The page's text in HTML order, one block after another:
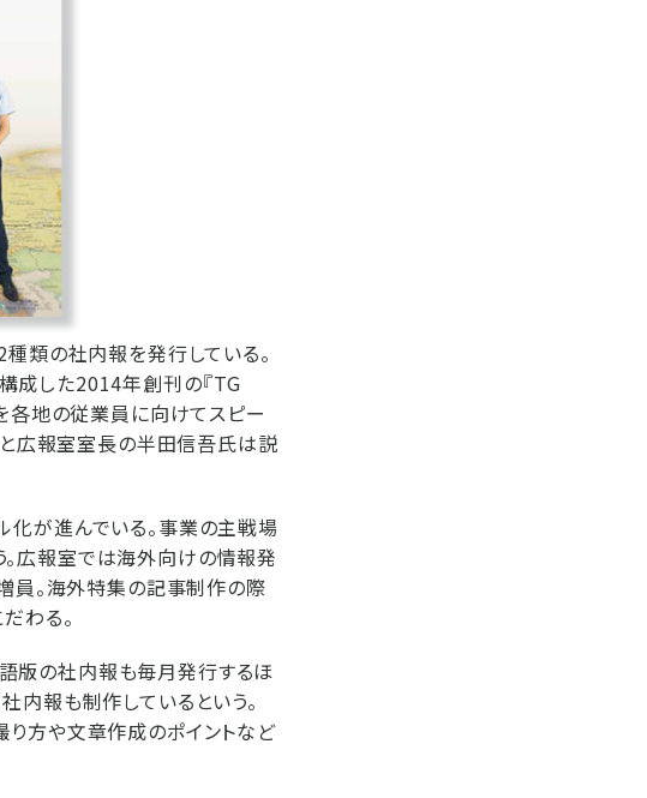
類の社内報を発行している。
成した2014年創刊の『TG
各地の従業員に向けてスピー
と広報室室長の半田信吾氏は説
が進んでいる。事業の主戦場
広報室では海外向けの情報発
員。海外特集の記事制作の際
わる。
版の社内報も毎月発行するほ
報も制作しているという。
り方や文章作成のポイントなど